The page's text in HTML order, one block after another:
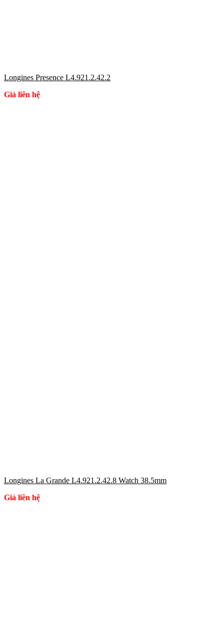
Longines Presence L4.921.2.42.2
Giá liên hệ
Longines La Grande L4.921.2.42.8 Watch 38.5mm
Giá liên hệ